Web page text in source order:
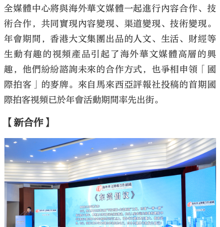
全媒體中心將與海外華文媒體一起進行內容合作、技
術合作，共同實現內容變現、渠道變現、技術變現。
年會期間，香港大文集團出品的人文、生活、財經等
生動有趣的視頻產品引起了海外華文媒體高層的興
趣，他們紛紛諮詢未來的合作方式，也爭相申領「國
際拍客」的麥牌。來自馬來西亞評報社投稿的首期國
際拍客視頻已於年會活動期間率先出街。
【新合作】